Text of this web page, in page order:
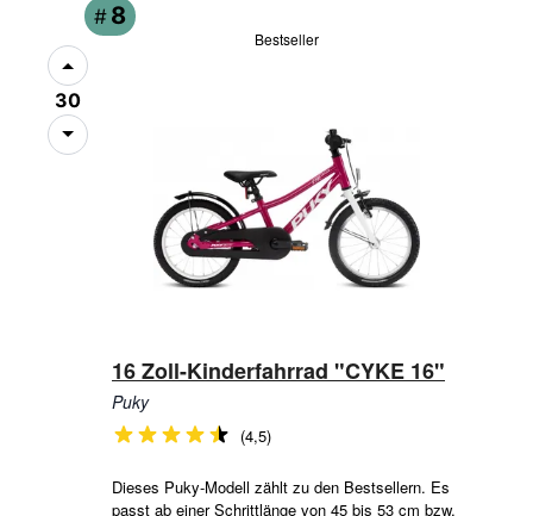
# 8
30
Bestseller
16 Zoll-Kinderfahrrad "CYKE 16"
Puky
(4,5)
Dieses Puky-Modell zählt zu den Bestsellern. Es
passt ab einer Schrittlänge von 45 bis 53 cm bzw.